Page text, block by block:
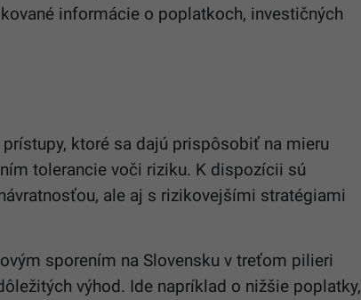
informácie o poplatkoch, investičných
ktoré sa dajú prispôsobiť na mieru
tolerancie voči riziku. K dispozícii sú
ale aj s rizikovejšími stratégiami
sporením na Slovensku v treťom pilieri
výhod. Ide napríklad o nižšie poplatky,